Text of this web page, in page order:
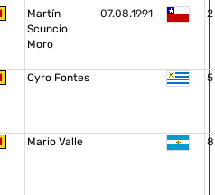
Martín
Scuncio
Moro
07.08.1991 2
Cyro Fontes 5
Mario Valle 8